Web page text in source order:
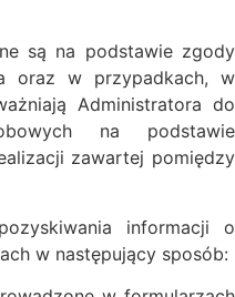
są na podstawie zgody
oraz w przypadkach, w
Administratora do
na podstawie
zawartej pomiędzy
informacji o
w następujący sposób: